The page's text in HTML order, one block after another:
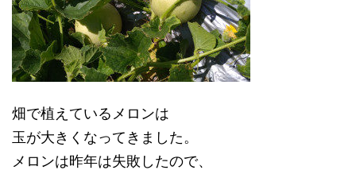
畑で植えているメロンは
玉が大きくなってきました。
メロンは昨年は失敗したので、